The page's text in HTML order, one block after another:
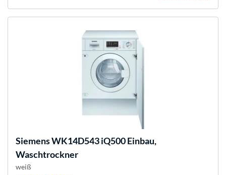
SiemensWK14D543 iQ500 Einbau,
Waschtrockner
weiß